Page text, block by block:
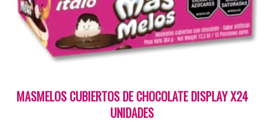
MASMELOS CUBIERTOS DE CHOCOLATE DISPLAY X24
UNIDADES